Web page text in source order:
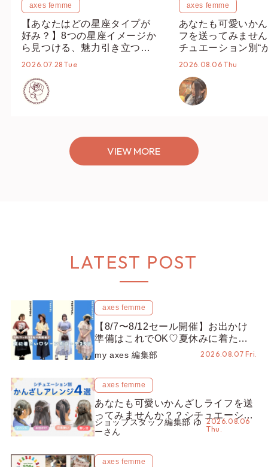
axes femme
【あなたはどの星座タイプが
好み？】8つの星座イメージか
ら見つける、魅力引き立つス
タイリング♡
2026.07.28 Tue
axes femme
あなたも可愛いか
フを送ってみませ
チュエーション別“
オススメ【ショッ
2026.08.06 Thu
VIEW MORE
LATEST POST
axes femme
【8/7〜8/12セール開催】お出かけ
準備はこれでOK♡夏休みに着たい
コーデ25選をシーン別に徹底解説！
my axes 編集部 2026.08.07 Fri.
axes femme
あなたも可愛いかんざしライフを送
ってみませんか？？シチュエーショ
ン別“かんざし”のオススメ【ショッ
プスタッフ編集部】
ショップスタッフ編集部 ゆ
ーさん
2026.08.06
Thu.
axes femme